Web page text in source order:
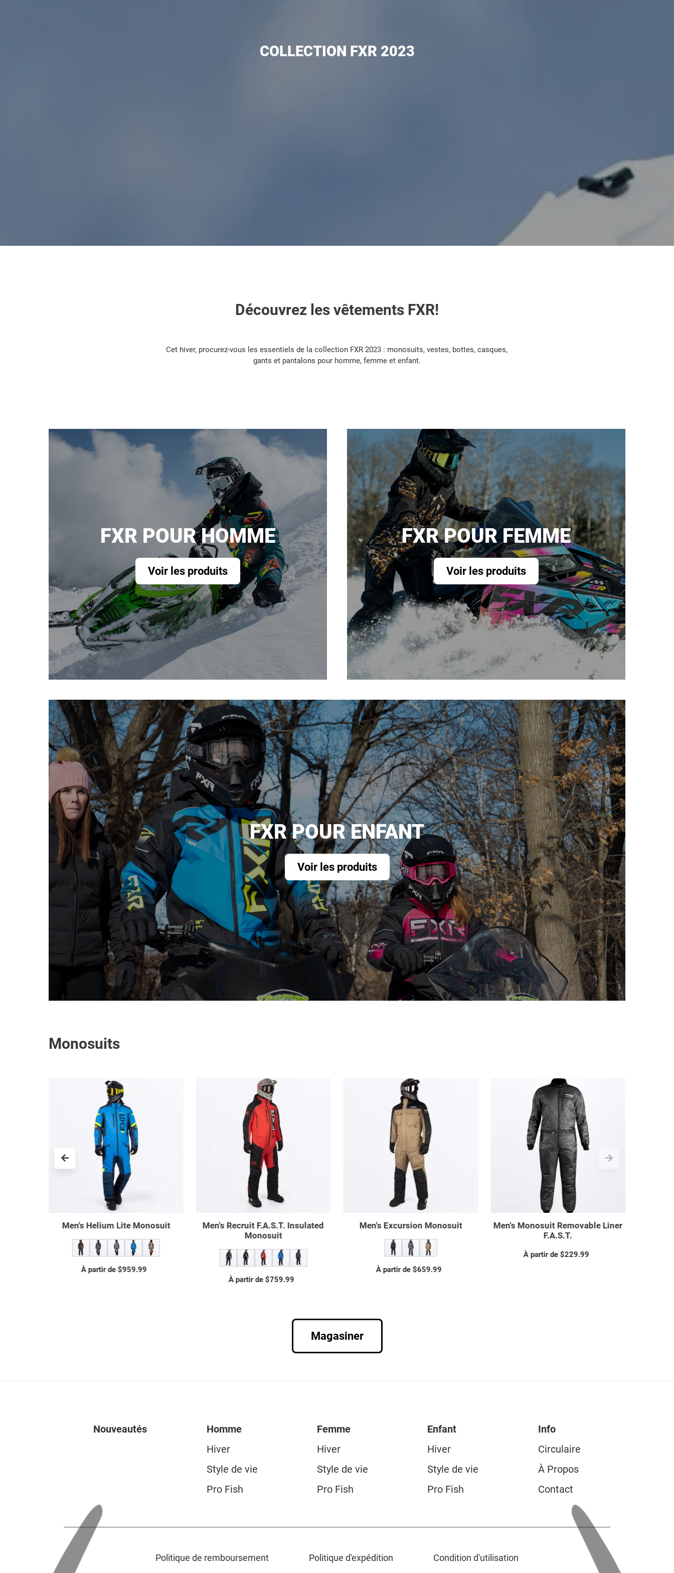
COLLECTION FXR 2023
Découvrez les vêtements FXR!
Cet hiver, procurez-vous les essentiels de la collection FXR 2023 : monosuits, vestes, bottes, casques,
gants et pantalons pour homme, femme et enfant.
FXR POUR HOMME
Voir les produits
FXR POUR FEMME
Voir les produits
FXR POUR ENFANT
Voir les produits
Monosuits
Men's
Vertical
MTX
Insulated
Monosuit
Men's Vertical MTX Insulated
Prix
normal
À partir de $1,149.99
Men's
Cold
Cross
CX
FAST
Insulated
Monosuit
Men's Cold Cross CX FAST
Insulated Monosuit
Prix
À partir de $949.99
Men's
Vertical
MTX
Lite
Monosuit
Men's Vertical MTX Lite Monosuit
Prix
À partir de $1,079.99
Men's
Helium
Lite
Monosuit
Men's Helium Lite Monosuit
Magasiner
Nouveautés
Homme
Hiver
Style de vie
Pro Fish
Femme
Hiver
Style de vie
Pro Fish
Enfant
Hiver
Style de vie
Pro Fish
Info
Circulaire
À Propos
Contact
Politique de remboursement Politique d'expédition Condition d'utilisation